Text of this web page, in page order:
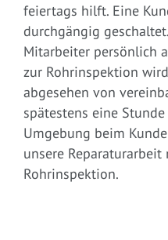
feiertags hilft. Eine
durchgängig
Mitarbeiter persönlich
zur Rohrinspektion
abgesehen von
spätestens eine
Umgebung beim
unsere
Rohrinspektion.